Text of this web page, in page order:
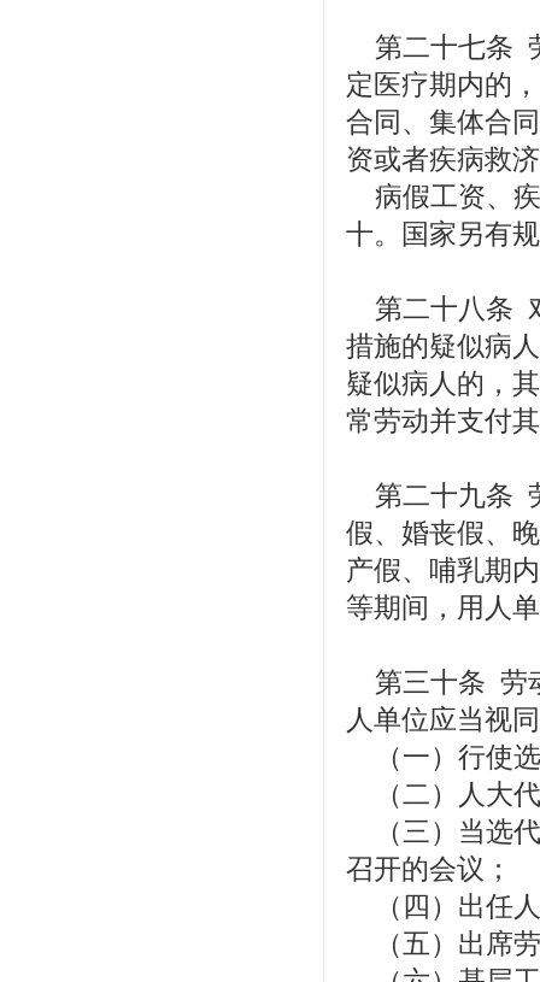
第二十七条
定医疗期内的
合同、集体合
资或者疾病救
病假工资、
十。国家另有
第二十八条
措施的疑似病
疑似病人的，
常劳动并支付
第二十九条
假、婚丧假、
产假、哺乳期
等期间，用人
第三十条 劳
人单位应当视
（一）行使
（二）人大
（三）当选
召开的会议；
（四）出任
（五）出席